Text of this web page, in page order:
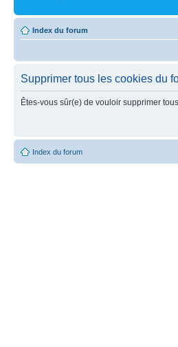
Index du forum
Supprimer tous les cookies du
Êtes-vous sûr(e) de vouloir supprimer
Index du forum